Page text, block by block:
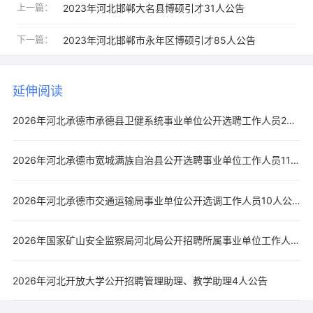
上一篇： 2023年河北邯郸大名县博硕引才31人公告
下一篇： 2023年河北邯郸市永年区博硕引才85人公告
延伸阅读
2026年河北承德市承德县卫健系统事业单位公开选聘工作人员20人公告
2026年河北承德市宽城满族自治县公开选聘事业单位工作人员11人公告
2026年河北承德市交通运输局事业单位公开选调工作人员10人公告
2026年国家矿山安全监察局河北局公开招聘所属事业单位工作人员7人公告
2026年河北开放大学公开招聘管理助理、教学助理4人公告